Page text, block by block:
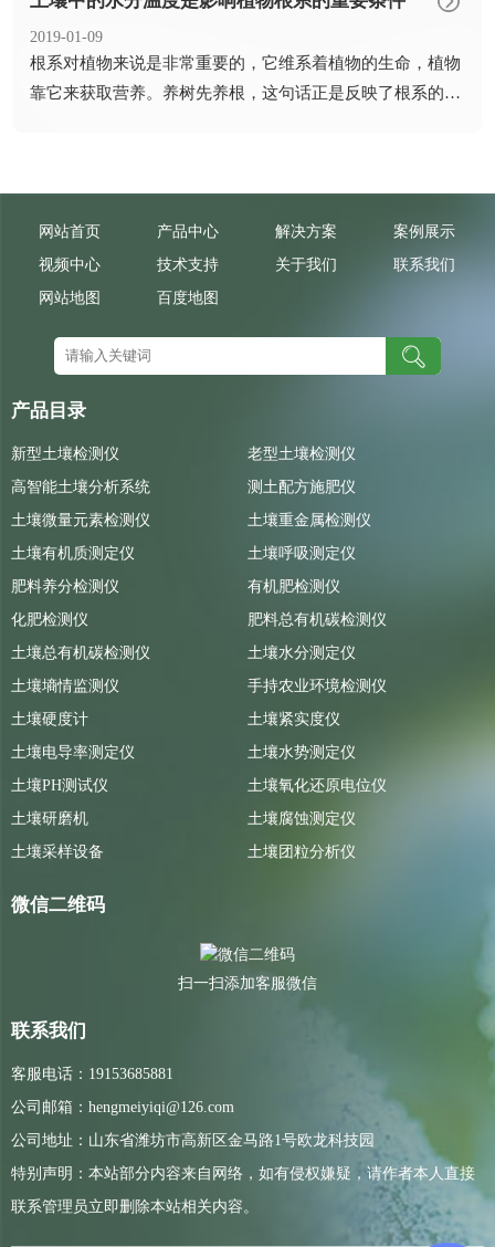
2019-01-09
​根系对植物来说是非常重要的，它维系着植物的生命，植物
靠它来获取营养。养树先养根，这句话正是反映了根系的重
网站首页 产品中心 解决方案
案例展示
视频中心
技术支持 关于我们
联系我们
网站地图
百度地图
产品目录
新型土壤检测仪
老型土壤检测仪
高智能土壤分析系统
测土配方施肥仪
土壤微量元素检测仪
土壤重金属检测仪
土壤有机质测定仪
土壤呼吸测定仪
肥料养分检测仪
有机肥检测仪
化肥检测仪
肥料总有机碳检测仪
土壤总有机碳检测仪
土壤水分测定仪
土壤墒情监测仪
手持农业环境检测仪
土壤硬度计
土壤紧实度仪
土壤电导率测定仪
土壤水势测定仪
土壤PH测试仪
土壤氧化还原电位仪
土壤研磨机
土壤腐蚀测定仪
土壤采样设备
土壤团粒分析仪
微信二维码
扫一扫添加客服微信
联系我们
客服电话：19153685881
公司邮箱：hengmeiyiqi@126.com
公司地址：山东省潍坊市高新区金马路1号欧龙科技园
特别声明：本站部分内容来自网络，如有侵权嫌疑，请作者本人直接
联系管理员立即删除本站相关内容。